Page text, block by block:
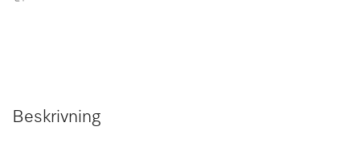
Beskrivning